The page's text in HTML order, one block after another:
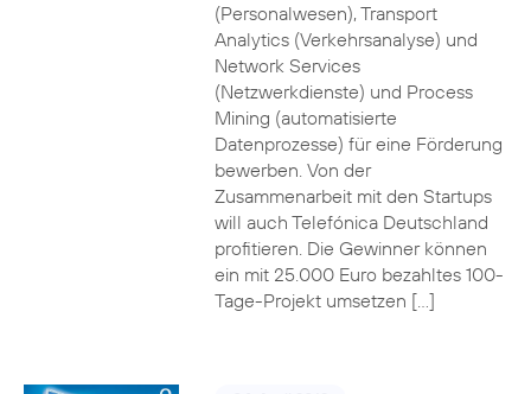
(Personalwesen), Transport
Analytics (Verkehrsanalyse) und
Network Services
(Netzwerkdienste) und Process
Mining (automatisierte
Datenprozesse) für eine Förderung
bewerben. Von der
Zusammenarbeit mit den Startups
will auch Telefónica Deutschland
profitieren. Die Gewinner können
ein mit 25.000 Euro bezahltes 100-
Tage-Projekt umsetzen […]